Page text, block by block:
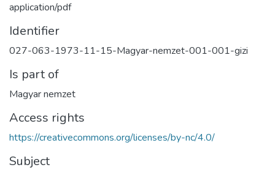
application/pdf
Identifier
027-063-1973-11-15-Magyar-nemzet-001-001-gizi
Is part of
Magyar nemzet
Access rights
https://creativecommons.org/licenses/by-nc/4.0/
Subject